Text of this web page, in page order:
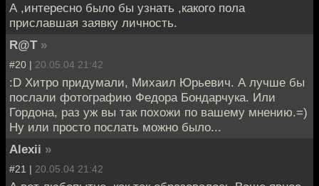
А ,интересно было бы узнать ,какого пола
приславшая заявку личность.
R@T »
#20 | 20.05.04 21:42
:D Хитро придумали, Михаил Юрьевич. А лучше бы
послали фотографию Федора Бондарчука. Или
Гордона, раз уж вы так похожи по вашему мнению.=)
Ну или просто послать можно было...
Alexii »
#21 | 20.05.04 21:42